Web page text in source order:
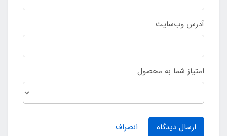
آدرس وب‌سایت
امتیاز شما به محصول
ارسال دیدگاه انصراف